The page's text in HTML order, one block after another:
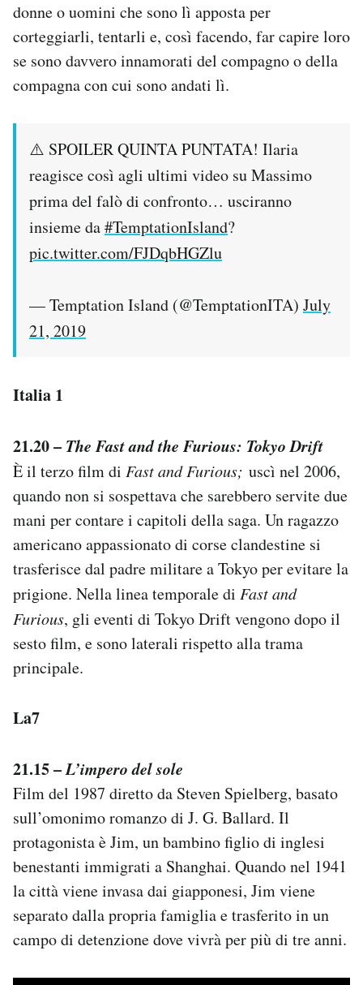
donne o uomini che sono lì apposta per
corteggiarli, tentarli e, così facendo, far capire loro
se sono davvero innamorati del compagno o della
compagna con cui sono andati lì.
⚠️ SPOILER QUINTA PUNTATA! Ilaria
reagisce così agli ultimi video su Massimo
prima del falò di confronto… usciranno
insieme da#TemptationIsland?
pic.twitter.com/FJDqbHGZlu
— Temptation Island (@TemptationITA) July
21, 2019
Italia 1
21.20 – The Fast and the Furious: Tokyo Drift
È il terzo film di Fast and Furious; uscì nel 2006,
quando non si sospettava che sarebbero servite due
mani per contare i capitoli della saga. Un ragazzo
americano appassionato di corse clandestine si
trasferisce dal padre militare a Tokyo per evitare la
prigione. Nella linea temporale di Fast and
Furious, gli eventi di Tokyo Drift vengono dopo il
sesto film, e sono laterali rispetto alla trama
principale.
La7
21.15 –L’impero del sole
Film del 1987 diretto da Steven Spielberg, basato
sull’omonimo romanzo di J. G. Ballard. Il
protagonista è Jim, un bambino figlio di inglesi
benestanti immigrati a Shanghai. Quando nel 1941
la città viene invasa dai giapponesi, Jim viene
separato dalla propria famiglia e trasferito in un
campo di detenzione dove vivrà per più di tre anni.